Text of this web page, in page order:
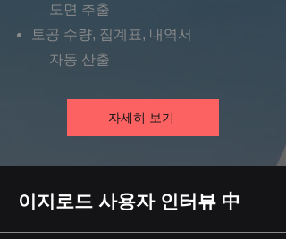
도면 추출
​토공 수량, 집계표, 내역서
자동 산출
자세히 보기
이지로드 사용자 인터뷰 中